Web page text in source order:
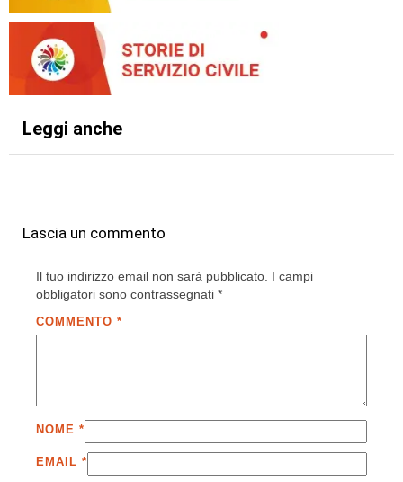
Leggi anche
Lascia un commento
Il tuo indirizzo email non sarà pubblicato. I campi
obbligatori sono contrassegnati *
COMMENTO *
NOME *
EMAIL *